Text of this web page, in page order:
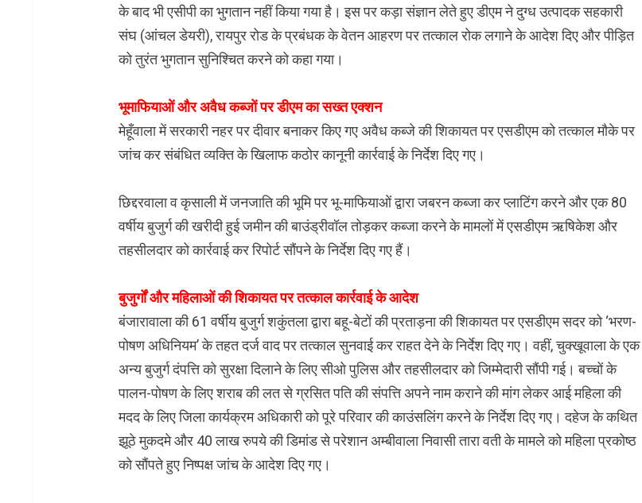
के बाद भी एसीपी का भुगतान नहीं किया गया है। इस पर कड़ा संज्ञान लेते हुए डीएम ने दुग्ध उत्पादक सहकारी
संघ (आंचल डेयरी), रायपुर रोड के प्रबंधक के वेतन आहरण पर तत्काल रोक लगाने के आदेश दिए और पीड़ित
को तुरंत भुगतान सुनिश्चित करने को कहा गया।
भूमाफियाओं और अवैध कब्जों पर डीएम का सख्त एक्शन
मेहूँवाला में सरकारी नहर पर दीवार बनाकर किए गए अवैध कब्जे की शिकायत पर एसडीएम को तत्काल मौके पर
जांच कर संबंधित व्यक्ति के खिलाफ कठोर कानूनी कार्रवाई के निर्देश दिए गए।
छिद्दरवाला व कृसाली में जनजाति की भूमि पर भू-माफियाओं द्वारा जबरन कब्जा कर प्लाटिंग करने और एक 80
वर्षीय बुजुर्ग की खरीदी हुई जमीन की बाउंड्रीवॉल तोड़कर कब्जा करने के मामलों में एसडीएम ऋषिकेश और
तहसीलदार को कार्रवाई कर रिपोर्ट सौंपने के निर्देश दिए गए हैं।
बुजुर्गों और महिलाओं की शिकायत पर तत्काल कार्रवाई के आदेश
बंजारावाला की 61 वर्षीय बुजुर्ग शकुंतला द्वारा बहू-बेटों की प्रताड़ना की शिकायत पर एसडीएम सदर को ‘भरण-
पोषण अधिनियम’ के तहत दर्ज वाद पर तत्काल सुनवाई कर राहत देने के निर्देश दिए गए। वहीं, चुक्खूवाला के एक
अन्य बुजुर्ग दंपत्ति को सुरक्षा दिलाने के लिए सीओ पुलिस और तहसीलदार को जिम्मेदारी सौंपी गई। बच्चों के
पालन-पोषण के लिए शराब की लत से ग्रसित पति की संपत्ति अपने नाम कराने की मांग लेकर आई महिला की
मदद के लिए जिला कार्यक्रम अधिकारी को पूरे परिवार की काउंसलिंग करने के निर्देश दिए गए। दहेज के कथित
झूठे मुकदमे और 40 लाख रुपये की डिमांड से परेशान अम्बीवाला निवासी तारा वती के मामले को महिला प्रकोष्ठ
को सौंपते हुए निष्पक्ष जांच के आदेश दिए गए।